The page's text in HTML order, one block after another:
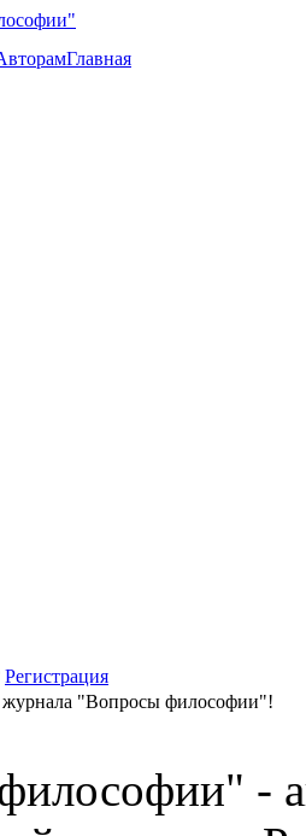
Главная
Регистрация
журнала "Вопросы философии"!
-